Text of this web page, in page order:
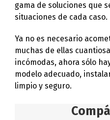
gama de soluciones que
situaciones de cada caso.
Ya no es necesario
muchas de ellas
incómodas, ahora sólo
modelo adecuado,
limpio y seguro.